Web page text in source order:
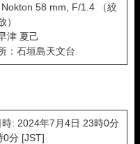
58 mm, F/1.4 （絞
）
津 夏己
：石垣島天文台
時: 2024年7月4日 23時0分
0分 [JST]